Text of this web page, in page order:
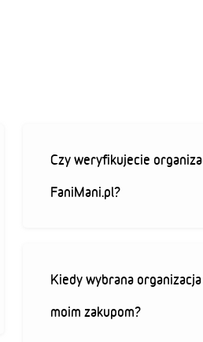
Czy weryfikujecie
FaniMani.pl?
Kiedy wybrana
moim zakupom?